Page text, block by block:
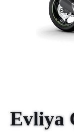
Evliya